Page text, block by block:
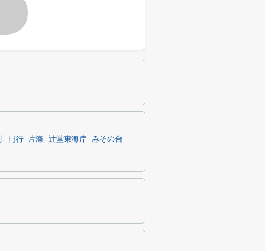
円行 片瀬 辻堂東海岸 みその台